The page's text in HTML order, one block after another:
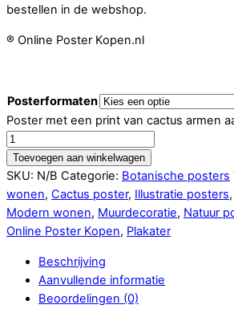
bestellen in de webshop.
® Online Poster Kopen.nl
Posterformaten
Poster met een print van cactus armen
Toevoegen aan winkelwagen
SKU: N/B Categorie: Botanische posters
wonen, Cactus poster, Illustratie posters,
Modern wonen, Muurdecoratie, Natuur
Online Poster Kopen, Plakater
Beschrijving
Aanvullende informatie
Beoordelingen (0)